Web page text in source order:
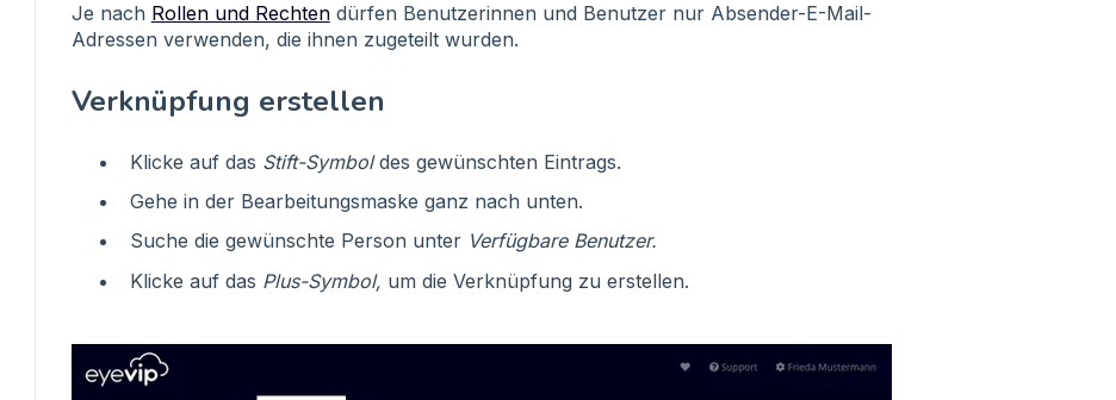
Je nach Rollen und Rechtendürfen Benutzerinnen und Benutzer nur Absender-E-Mail-
Adressen verwenden, die ihnen zugeteilt wurden.
Verknüpfung erstellen
Klicke auf das Stift-Symboldes gewünschten Eintrags.
Gehe in der Bearbeitungsmaske ganz nach unten.
Suche die gewünschte Person unter Verfügbare Benutzer.
Klicke auf das Plus-Symbol, um die Verknüpfung zu erstellen.